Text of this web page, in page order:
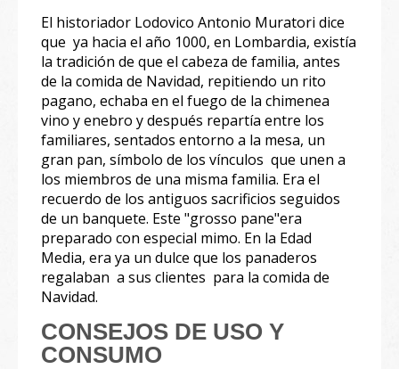
El historiador Lodovico Antonio Muratori dice
que ya hacia el año 1000, en Lombardia, existía
la tradición de que el cabeza de familia, antes
de la comida de Navidad, repitiendo un rito
pagano, echaba en el fuego de la chimenea
vino y enebro y después repartía entre los
familiares, sentados entorno a la mesa, un
gran pan, símbolo de los vínculos que unen a
los miembros de una misma familia. Era el
recuerdo de los antiguos sacrificios seguidos
de un banquete. Este "grosso pane"era
preparado con especial mimo. En la Edad
Media, era ya un dulce que los panaderos
regalaban a sus clientes para la comida de
Navidad.
CONSEJOS DE USO Y
CONSUMO